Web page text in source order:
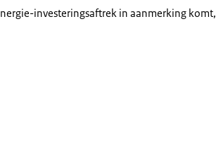
investeringsaftrek in aanmerking komt,